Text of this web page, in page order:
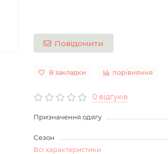
Повідомити
В закладки порівняння
0 відгуків
Призначення одягу
Сезон
Всі характеристики